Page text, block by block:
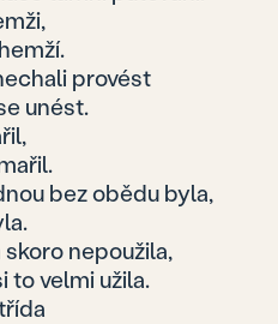
provést
unést.
bez obědu byla,
nepoužila,
to velmi užila.